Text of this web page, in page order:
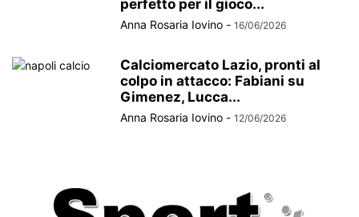
perfetto per il gioco...
Anna Rosaria Iovino - 16/06/2026
Calciomercato Lazio, pronti al
colpo in attacco: Fabiani su
Gimenez, Lucca...
Anna Rosaria Iovino - 12/06/2026